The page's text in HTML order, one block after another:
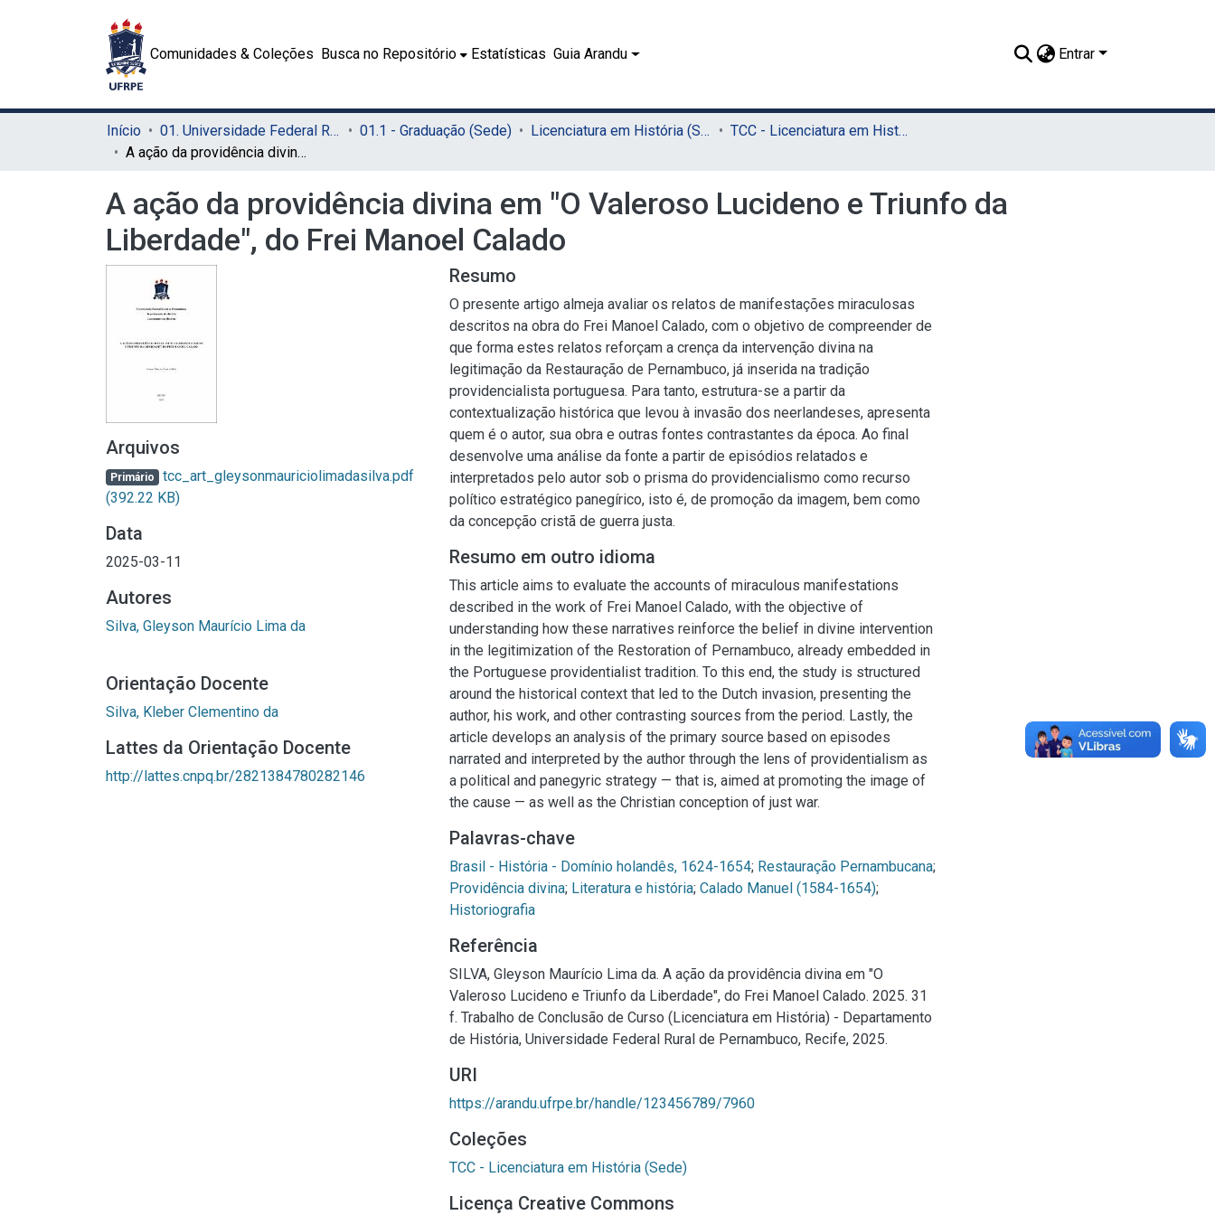
Comunidades & Coleções Busca no Repositório Estatísticas Guia Arandu Entrar
Início 01. Universidade Federal Rural de Pernambuco - UFRPE (Sede) 01.1 - Graduação (Sede) Licenciatura em História (Sede)
TCC - Licenciatura em História (Sede)
A ação da providência divina em "O Valeroso Lucideno e Triunfo da Liberdade", do Frei Manoel Calado
A ação da providência divina em "O Valeroso Lucideno e Triunfo da
Liberdade", do Frei Manoel Calado
Arquivos
Primário tcc_art_gleysonmauriciolimadasilva.pdf
(392.22 KB)
Data
2025-03-11
Autores
Silva, Gleyson Maurício Lima da
Orientação Docente
Silva, Kleber Clementino da
Lattes da Orientação Docente
http://lattes.cnpq.br/2821384780282146
Resumo
O presente artigo almeja avaliar os relatos de manifestações miraculosas
descritos na obra do Frei Manoel Calado, com o objetivo de compreender de
que forma estes relatos reforçam a crença da intervenção divina na
legitimação da Restauração de Pernambuco, já inserida na tradição
providencialista portuguesa. Para tanto, estrutura-se a partir da
contextualização histórica que levou à invasão dos neerlandeses, apresenta
quem é o autor, sua obra e outras fontes contrastantes da época. Ao final
desenvolve uma análise da fonte a partir de episódios relatados e
interpretados pelo autor sob o prisma do providencialismo como recurso
político estratégico panegírico, isto é, de promoção da imagem, bem como
da concepção cristã de guerra justa.
Resumo em outro idioma
This article aims to evaluate the accounts of miraculous manifestations
described in the work of Frei Manoel Calado, with the objective of
understanding how these narratives reinforce the belief in divine intervention
in the legitimization of the Restoration of Pernambuco, already embedded in
the Portuguese providentialist tradition. To this end, the study is structured
around the historical context that led to the Dutch invasion, presenting the
author, his work, and other contrasting sources from the period. Lastly, the
article develops an analysis of the primary source based on episodes
narrated and interpreted by the author through the lens of providentialism as
a political and panegyric strategy — that is, aimed at promoting the image of
the cause — as well as the Christian conception of just war.
Palavras-chave
Brasil - História - Domínio holandês, 1624-1654; Restauração Pernambucana;
Providência divina; Literatura e história; Calado Manuel (1584-1654);
Historiografia
Referência
SILVA, Gleyson Maurício Lima da. A ação da providência divina em "O
Valeroso Lucideno e Triunfo da Liberdade", do Frei Manoel Calado. 2025. 31
f. Trabalho de Conclusão de Curso (Licenciatura em História) - Departamento
de História, Universidade Federal Rural de Pernambuco, Recife, 2025.
URI
https://arandu.ufrpe.br/handle/123456789/7960
Coleções
TCC - Licenciatura em História (Sede)
Licença Creative Commons